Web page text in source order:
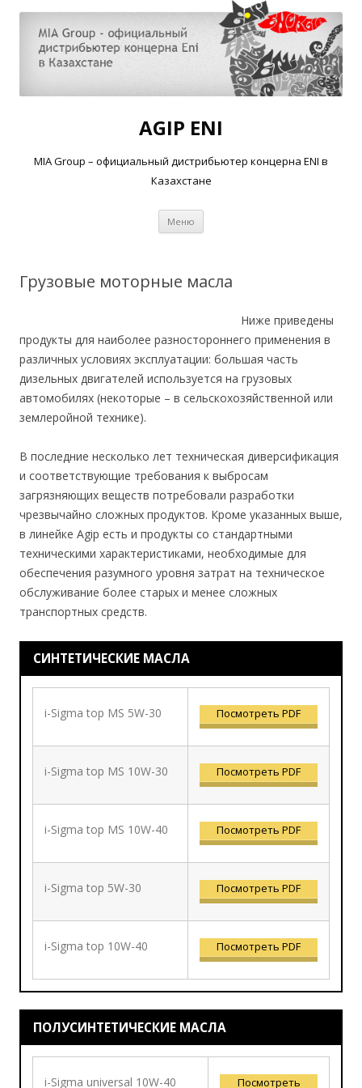
AGIP ENI
MIA Group – официальный дистрибьютер концерна ENI в
Казахстане
Меню
Грузовые моторные масла
Ниже приведены
продукты для наиболее разностороннего применения в
различных условиях эксплуатации: большая часть
дизельных двигателей используется на грузовых
автомобилях (некоторые – в сельскохозяйственной или
землеройной технике).
В последние несколько лет техническая диверсификация
и соответствующие требования к выбросам
загрязняющих веществ потребовали разработки
чрезвычайно сложных продуктов. Кроме указанных выше,
в линейке Agip есть и продукты со стандартными
техническими характеристиками, необходимые для
обеспечения разумного уровня затрат на техническое
обслуживание более старых и менее сложных
транспортных средств.
СИНТЕТИЧЕСКИЕ МАСЛА
i-Sigma top MS 5W-30 Посмотреть PDF
i-Sigma top MS 10W-30 Посмотреть PDF
i-Sigma top MS 10W-40 Посмотреть PDF
i-Sigma top 5W-30 Посмотреть PDF
i-Sigma top 10W-40 Посмотреть PDF
ПОЛУСИНТЕТИЧЕСКИЕ МАСЛА
i-Sigma universal 10W-40
Посмотреть